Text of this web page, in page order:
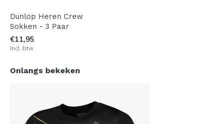
Dunlop Heren Crew
Sokken - 3 Paar
€11,95
Incl. btw
Onlangs bekeken